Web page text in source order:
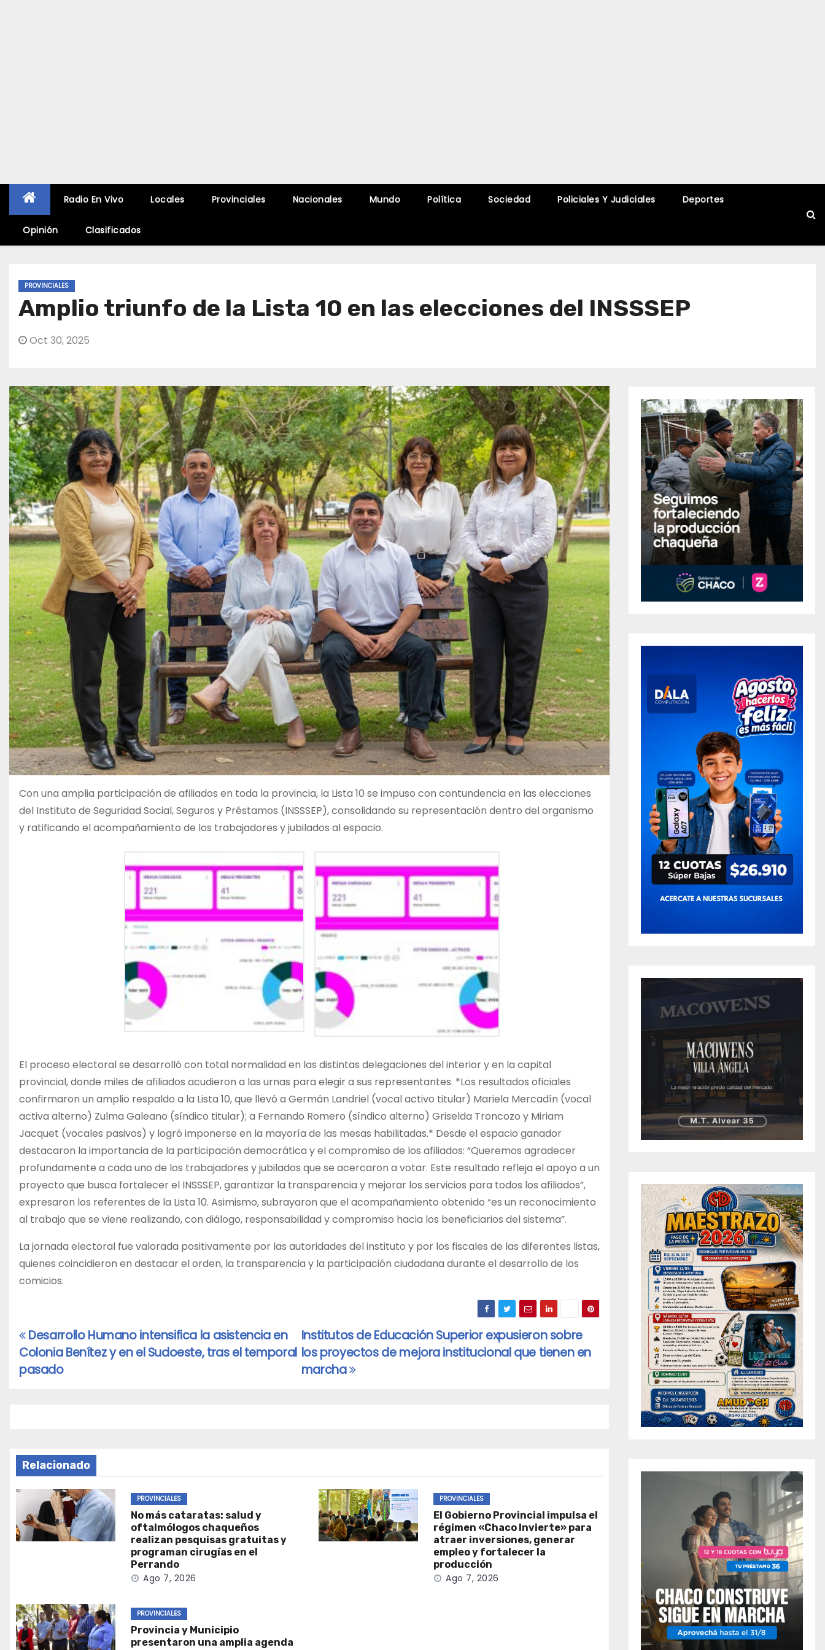
Radio En Vivo Locales Provinciales Nacionales Mundo Política Sociedad Policiales Y Judiciales Deportes
Opinión Clasificados
PROVINCIALES
Amplio triunfo de la Lista 10 en las elecciones del INSSSEP
Oct 30, 2025
Con una amplia participación de afiliados en toda la provincia, la Lista 10 se impuso con contundencia en las elecciones
del Instituto de Seguridad Social, Seguros y Préstamos (INSSSEP), consolidando su representación dentro del organismo
y ratificando el acompañamiento de los trabajadores y jubilados al espacio.
El proceso electoral se desarrolló con total normalidad en las distintas delegaciones del interior y en la capital
provincial, donde miles de afiliados acudieron a las urnas para elegir a sus representantes. *Los resultados oficiales
confirmaron un amplio respaldo a la Lista 10, que llevó a Germán Landriel (vocal activo titular) Mariela Mercadín (vocal
activa alterno) Zulma Galeano (síndico titular); a Fernando Romero (síndico alterno) Griselda Troncozo y Miriam
Jacquet (vocales pasivos) y logró imponerse en la mayoría de las mesas habilitadas.* Desde el espacio ganador
destacaron la importancia de la participación democrática y el compromiso de los afiliados: “Queremos agradecer
profundamente a cada uno de los trabajadores y jubilados que se acercaron a votar. Este resultado refleja el apoyo a un
proyecto que busca fortalecer el INSSSEP, garantizar la transparencia y mejorar los servicios para todos los afiliados”,
expresaron los referentes de la Lista 10. Asimismo, subrayaron que el acompañamiento obtenido “es un reconocimiento
al trabajo que se viene realizando, con diálogo, responsabilidad y compromiso hacia los beneficiarios del sistema”.
La jornada electoral fue valorada positivamente por las autoridades del instituto y por los fiscales de las diferentes listas,
quienes coincidieron en destacar el orden, la transparencia y la participación ciudadana durante el desarrollo de los
comicios.
Navegación
de
Institutos de Educación Superior expusieron sobre
los proyectos de mejora institucional que tienen en
marcha
Desarrollo Humano intensifica la asistencia en
Colonia Benítez y en el Sudoeste, tras el temporal
pasado
Relacionado
PROVINCIALES
No más cataratas: salud y
oftalmólogos chaqueños
realizan pesquisas gratuitas y
programan cirugías en el
Perrando
Ago 7, 2026
PROVINCIALES
El Gobierno Provincial impulsa el
régimen «Chaco Invierte» para
atraer inversiones, generar
empleo y fortalecer la
producción
Ago 7, 2026
PROVINCIALES
Provincia y Municipio
presentaron una amplia agenda